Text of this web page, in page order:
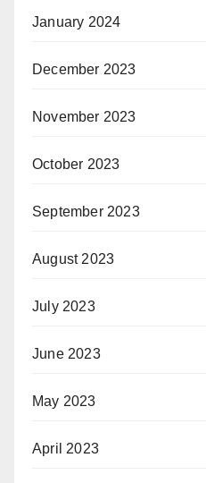
January 2024
December 2023
November 2023
October 2023
September 2023
August 2023
July 2023
June 2023
May 2023
April 2023